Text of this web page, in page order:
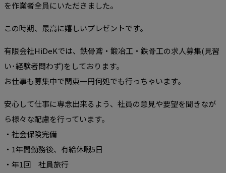
を作業者全員にいただきました。
この時期、最高に嬉しいプレゼントです。
有限会社HiDeKでは、鉄骨鳶・鍛冶工・鉄骨工の求人募集(見習
い･経験者問わず)をしております。
お仕事も募集中で関東一円何処でも行っちゃいます。
安心して仕事に専念出来るよう、社員の意見や要望を聞きなが
ら様々な配慮を行っています。
・社会保険完備
・1年間勤務後、有給休暇5日
・年1回 社員旅行